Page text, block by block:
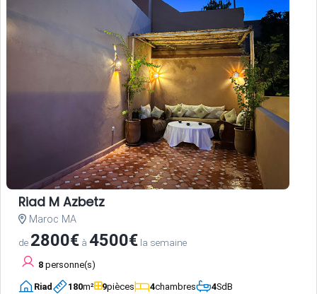
Riad M Azbetz
Maroc MA
de 2800€ à 4500€ la semaine
8 personne(s)
Riad 180m² 9pièces 4chambres 4SdB